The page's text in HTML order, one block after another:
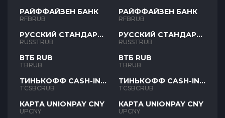
РАЙФФАЙЗЕН БАНК
RFBRUB
РУССКИЙ СТАНДАРТ
RUB
RUSSTRUB
ВТБ RUB
TBRUB
ТИНЬКОФФ CASH-IN
RUB
TCSBCRUB
КАРТА UNIONPAY CNY
UPCNY
РАЙФФАЙЗЕН БАНК
RFBRUB
РУССКИЙ СТАНДАРТ
RUB
RUSSTRUB
ВТБ RUB
TBRUB
ТИНЬКОФФ CASH-IN
RUB
TCSBCRUB
КАРТА UNIONPAY CNY
UPCNY